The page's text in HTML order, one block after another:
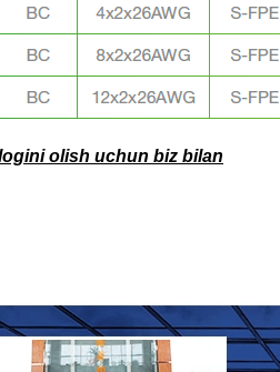
olish uchun biz bilan